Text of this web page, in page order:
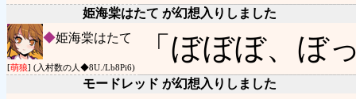
姫海棠はたて が幻想入りしました
◆姫海棠はたて
[萌狼] (入村数の人◆8U./Lb8Pi6)
「ぼぼぼ、ぼ
モードレッド が幻想入りしました